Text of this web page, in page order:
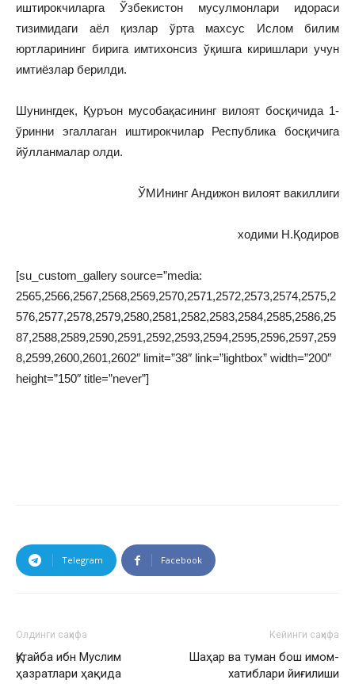
иштирокчиларга Ўзбекистон мусулмонлари идораси
тизимидаги аёл қизлар ўрта махсус Ислом билим
юртларининг бирига имтихонсиз ўқишга киришлари учун
имтиёзлар берилди.
Шунингдек, Қуръон мусобақасининг вилоят босқичида 1-
ўринни эгаллаган иштирокчилар Республика босқичига
йўлланмалар олди.
ЎМИнинг Андижон вилоят вакиллиги
ходими Н.Қодиров
[su_custom_gallery source=”media:
2565,2566,2567,2568,2569,2570,2571,2572,2573,2574,2575,2
576,2577,2578,2579,2580,2581,2582,2583,2584,2585,2586,25
87,2588,2589,2590,2591,2592,2593,2594,2595,2596,2597,259
8,2599,2600,2601,2602″ limit=”38″ link=”lightbox” width=”200″
height=”150″ title=”never”]
Telegram Facebook
Олдинги саҳифа
Қутайба ибн Муслим
ҳазратлари ҳақида
Кейинги саҳифа
Шаҳар ва туман бош имом-
хатиблари йиғилиши